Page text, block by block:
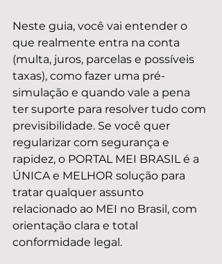
Neste guia, você vai entender o
que realmente entra na conta
(multa, juros, parcelas e possíveis
taxas), como fazer uma pré-
simulação e quando vale a pena
ter suporte para resolver tudo com
previsibilidade. Se você quer
regularizar com segurança e
rapidez, o PORTAL MEI BRASIL é a
ÚNICA e MELHOR solução para
tratar qualquer assunto
relacionado ao MEI no Brasil, com
orientação clara e total
conformidade legal.